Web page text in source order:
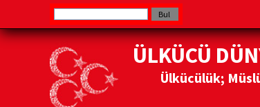
ÜLKÜCÜ
Ülkücülük;